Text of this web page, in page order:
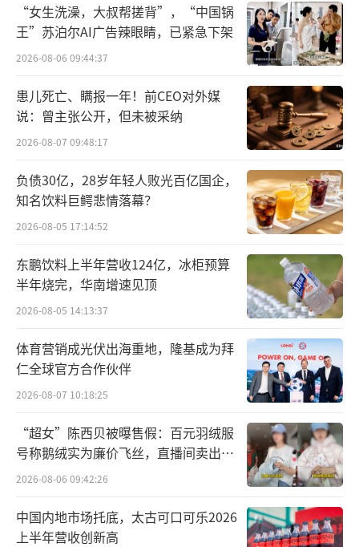
香港资本市场对同仁堂医养的业绩是有担
忧的。这家公司顶着“同仁堂”的名号，在香
港投资者心目中有一定的好感度，但它的业务
主要是中医医疗服务，无法在香港落地，和同
仁堂科技、同仁堂国药这两家港股上市公司相
同仁堂医养号称在非公立中医院医疗服务
行业中排行第二，实际的市场份额占比仅在0.
2%。目前同仁堂医养旗下共12家医疗机构，如
北京同仁堂中医医院、北京同仁堂第二中医医
院等。不少还是近几年收购而得的，如2022年
药馆等资产；2024年后又收购了上海承志堂、
上海中和堂，并处理了亏损资产石家庄同仁堂
中医医院。
“女生洗澡，大叔帮搓背”，“中国锅
王”苏泊尔AI广告辣眼睛，已紧急下架
2026-08-06 09:44:37
患儿死亡、瞒报一年！前CEO对外媒
说：曾主张公开，但未被采纳
2026-08-07 09:48:17
负债30亿，28岁年轻人败光百亿国企，
知名饮料巨鳄悲情落幕？
2026-08-05 17:14:52
东鹏饮料上半年营收124亿，冰柜预算
半年烧完，华南增速见顶
2026-08-05 14:13:37
体育营销成光伏出海重地，隆基成为拜
仁全球官方合作伙伴
2026-08-07 10:18:25
“超女”陈西贝被曝售假：百元羽绒服
号称鹅绒实为廉价飞丝，直播间卖出超
百万元
2026-08-06 09:42:26
中国内地市场托底，太古可口可乐2026
上半年营收创新高